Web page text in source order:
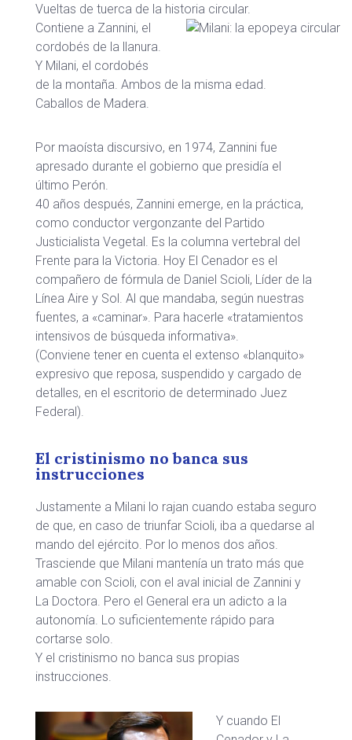
Vueltas de tuerca de la historia circular.
Contiene a Zannini, el
cordobés de la llanura.
Y Milani, el cordobés
de la montaña. Ambos de la misma edad.
Caballos de Madera.
Por maoísta discursivo, en 1974, Zannini fue
apresado durante el gobierno que presidía el
último Perón.
40 años después, Zannini emerge, en la práctica,
como conductor vergonzante del Partido
Justicialista Vegetal. Es la columna vertebral del
Frente para la Victoria. Hoy El Cenador es el
compañero de fórmula de Daniel Scioli, Líder de la
Línea Aire y Sol. Al que mandaba, según nuestras
fuentes, a «caminar». Para hacerle «tratamientos
intensivos de búsqueda informativa».
(Conviene tener en cuenta el extenso «blanquito»
expresivo que reposa, suspendido y cargado de
detalles, en el escritorio de determinado Juez
Federal).
El cristinismo no banca sus
instrucciones
Justamente a Milani lo rajan cuando estaba seguro
de que, en caso de triunfar Scioli, iba a quedarse al
mando del ejército. Por lo menos dos años.
Trasciende que Milani mantenía un trato más que
amable con Scioli, con el aval inicial de Zannini y
La Doctora. Pero el General era un adicto a la
autonomía. Lo suficientemente rápido para
cortarse solo.
Y el cristinismo no banca sus propias
instrucciones.
Y cuando El